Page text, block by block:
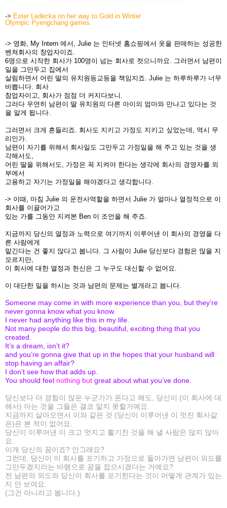
-> Ester Ledecka on her way to Gold in Winter
Olympic Pyengchang games.
-> 영화, My Intern 에서, Julie 는 인터넷 홈쇼핑에서 옷을 판매하는 성공한
벤쳐회사의 창업자이죠.
6명으로 시작한 회사가 100명이 넘는 회사로 컷으니까요. 그러면서 남편이
일을 그만두고 집에서
살림하면서 어린 딸의 유치원등교등을 책임지죠. Julie 는 하루하루가 너무
바쁩니다. 회사
참업자이고, 회사가 점점 더 커지다보니.
그러다 우연히 남편이 딸 유치원의 다른 아이의 엄마와 만나고 있다는 것
을 알게 됩니다.
그러면서 크게 흔들리죠. 회사도 지키고 가정도 지키고 싶었는데, 역시 무
리인가.
남편이 자기를 위해서 회사일도 그만두고 가정일을 해 주고 있는 것을 생
각해서도,
어린 딸을 위해서도, 가정은 꼭 지켜야 한다는 생각에 회사의 경영자를 외
부에서
고용하고 자기는 가정일을 해야겠다고 생각합니다.
-> 이때, 마침 Julie 의 운전사역할을 하면서 Julie 가 얼마나 열정적으로 이
회사를 이끌어가고
있는 가를 그동안 지켜본 Ben 이 조언을 해 주죠.
지금까지 당신의 열정과 노력으로 여기까지 이루어낸 이 회사의 경영을 다
른 사람에게
맡긴다는 건 좋지 않다고 봅니다. 그 사람이 Julie 당신보다 경험은 많을 지
모르지만,
이 회사에 대한 열정과 헌신은 그 누구도 대신할 수 없어요.
이 대단한 일을 하시는 것과 남편의 문제는 별개라고 봅니다.
Someone may come in with more experience than you, but they’re
never gonna know what you know.
I never had anything like this in my life.
Not many people do this big, beautiful, exciting thing that you
created.
It’s a dream, isn’t it?
and you’re gonna give that up in the hopes that your husband will
stop having an affair?
I don’t see how that adds up.
You should feel nothing but great about what you’ve done.
당신보다 더 경험이 많은 누군가가 온다고 해도, 당신이 (이 회사에 대
해서) 아는 것을 그들은 결코 알지 못할거예요.
지금까지 살아오면서 이와 같은 것 (당신이 이루어낸 이 멋진 회사같
은)은 본 적이 없어요.
당신이 이루어낸 이 크고 멋지고 활기찬 것을 해 낼 사람은 많지 않아
요.
이게 당신의 꿈이죠? 안그래요?
그런데, 당신이 이 회사를 포기하고 가정으로 돌아가면 남편이 외도를
그만두겠지라는 바램으로 꿈을 접으시겠다는 거예요?
전 남편의 외도와 당신이 회사를 포기한다는 것이 어떻게 관계가 있는
지 안 보여요.
(그건 아니라고 봅니다.)